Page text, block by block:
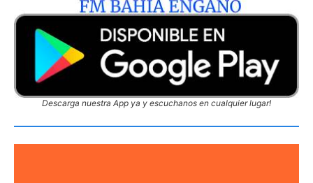
Descarga nuestra App ya y escuchanos en cualquier lugar!